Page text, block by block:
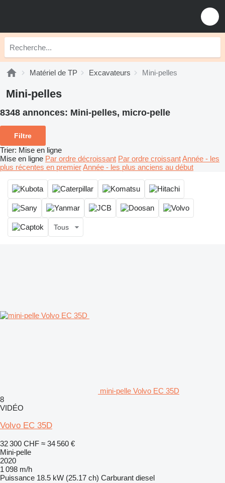
Matériel de TP Excavateurs Mini-pelles
Mini-pelles
8348 annonces: Mini-pelles, micro-pelle
Filtre
Trier: Mise en ligne
Mise en ligne Par ordre décroissant Par ordre croissantAnnée - les
plus récentes en premierAnnée - les plus anciens au début
Tous
mini-pelle Volvo EC 35D
8
VIDÉO
Volvo EC 35D
32 300 CHF ≈ 34 560 €
Mini-pelle
2020
1 098 m/h
Puissance 18.5 kW (25.17 ch) Carburant diesel